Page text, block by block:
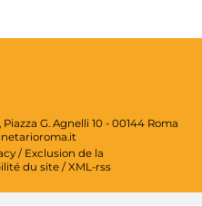
G. Agnelli 10 - 00144 Roma
/ Exclusion de la
du site /XML-rss